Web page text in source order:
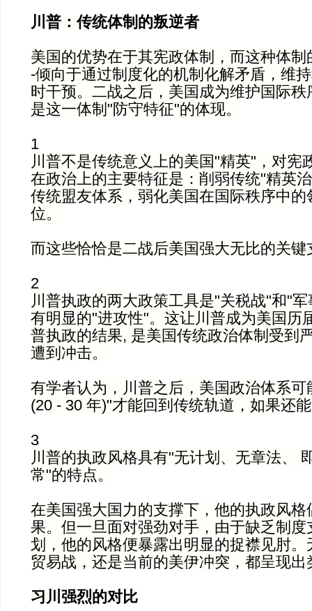
川普：传统体制的叛逆者
美国的优势在于其宪政体制，而这种体
-倾向于通过制度化的机制化解矛盾，维
时干预。二战之后，美国成为维护国际
是这一体制"防守特征"的体现。
1
川普不是传统意义上的美国"精英"，对宪
在政治上的主要特征是：削弱传统"精英
传统盟友体系，弱化美国在国际秩序中的
位。
而这些恰恰是二战后美国强大无比的关键
2
川普执政的两大政策工具是"关税战"和"
有明显的"进攻性"。这让川普成为美国历
普执政的结果, 是美国传统政治体制受到
遭到冲击。
有学者认为，川普之后，美国政治体系
(20 - 30 年)"才能回到传统轨道，如果还
3
川普的执政风格具有"无计划、无章法、
常"的特点。
在美国强大国力的支撑下，他的执政风
果。但一旦面对强劲对手，由于缺乏制度
划，他的风格便暴露出明显的捉襟见肘。
贸易战，还是当前的美伊冲突，都呈现出
习川强烈的对比